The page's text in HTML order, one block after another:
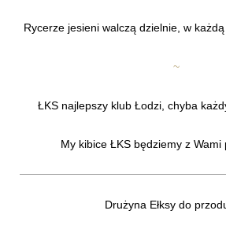
Rycerze jesieni walczą dzielnie, w
~
ŁKS najlepszy klub Łodzi, chyba
My kibice ŁKS będziemy z Wami
Drużyna Ełksy do